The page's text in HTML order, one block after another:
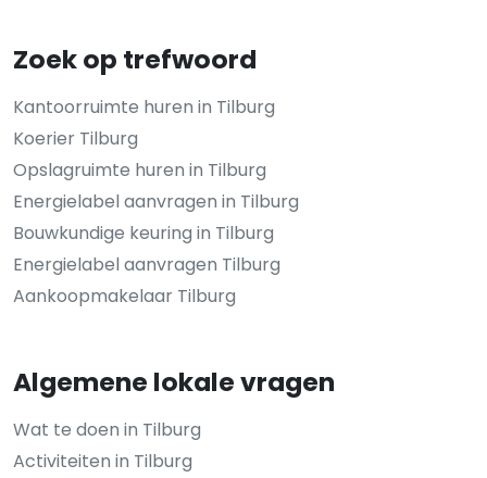
Zoek op trefwoord
Kantoorruimte huren in Tilburg
Koerier Tilburg
Opslagruimte huren in Tilburg
Energielabel aanvragen in Tilburg
Bouwkundige keuring in Tilburg
Energielabel aanvragen Tilburg
Aankoopmakelaar Tilburg
Algemene lokale vragen
Wat te doen in Tilburg
Activiteiten in Tilburg